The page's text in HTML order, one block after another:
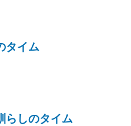
タイム
らしのタイム